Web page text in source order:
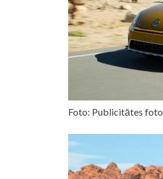
Foto: Publicitātes foto